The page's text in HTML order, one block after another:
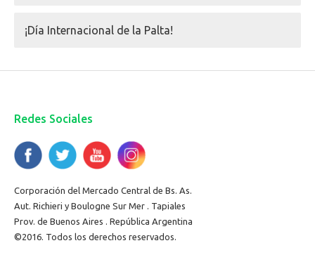
¡Día Internacional de la Palta!
Redes Sociales
Corporación del Mercado Central de Bs. As.
Aut. Richieri y Boulogne Sur Mer . Tapiales
Prov. de Buenos Aires . República Argentina
©2016. Todos los derechos reservados.